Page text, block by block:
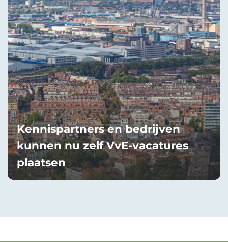
Kennispartners en bedrijven
kunnen nu zelf VvE-vacatures
plaatsen